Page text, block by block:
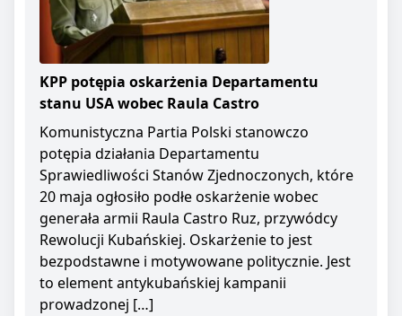
KPP potępia oskarżenia Departamentu
stanu USA wobec Raula Castro
Komunistyczna Partia Polski stanowczo
potępia działania Departamentu
Sprawiedliwości Stanów Zjednoczonych, które
20 maja ogłosiło podłe oskarżenie wobec
generała armii Raula Castro Ruz, przywódcy
Rewolucji Kubańskiej. Oskarżenie to jest
bezpodstawne i motywowane politycznie. Jest
to element antykubańskiej kampanii
prowadzonej […]